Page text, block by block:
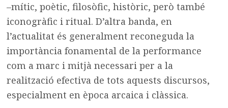
–mític, poètic, filosòfic, històric, però també
iconogràfic i ritual. D’altra banda, en
l’actualitat és generalment reconeguda la
importància fonamental de la performance
com a marc i mitjà necessari per a la
realització efectiva de tots aquests discursos,
especialment en època arcaica i clàssica.